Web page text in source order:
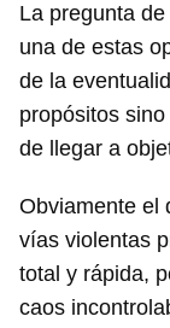
La pregunta
una de estas
de la
propósitos
de llegar a
Obviamente el
vías violentas
total y rápida,
caos